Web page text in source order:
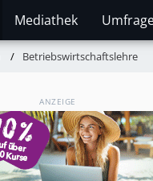
Mediathek
Betriebswirtschaftslehre
ANZEIGE